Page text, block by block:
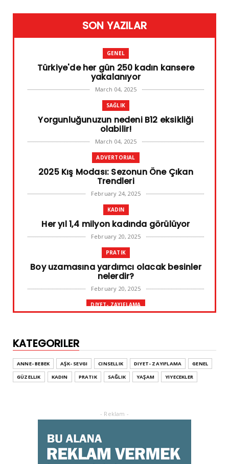
SON YAZILAR
GENEL
Türkiye'de her gün 250 kadın kansere
yakalanıyor
March 04, 2025
SAĞLIK
Yorgunluğunuzun nedeni B12 eksikliği
olabilir!
March 04, 2025
ADVERTORIAL
2025 Kış Modası: Sezonun Öne Çıkan
Trendleri
February 24, 2025
KADIN
Her yıl 1,4 milyon kadında görülüyor
February 20, 2025
PRATIK
Boy uzamasına yardımcı olacak besinler
nelerdir?
February 20, 2025
DIYET- ZAYIFLAMA
Leke ve çatlak tedavisinde radyofrekans
yöntemi
February 02, 2025
Dufold Etiketler Hakkında Bilgi
Doğru ayakkabı mutlu çocuk!
KATEGORILER
ANNE- BEBEK AŞK- SEVGI CINSELLIK DIYET- ZAYIFLAMA
GENEL
GÜZELLIK
KADIN PRATIK SAĞLIK YAŞAM YIYECEKLER
- Reklam -